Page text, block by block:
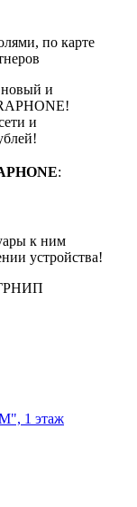
по карте
новый и
и
:
к ним
устройства!
1 этаж